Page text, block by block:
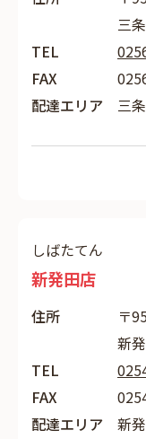
三
TEL
FAX
配達エリア
三
しばたてん
新発田店
住所
〒
新
TEL
FAX
配達エリア
新